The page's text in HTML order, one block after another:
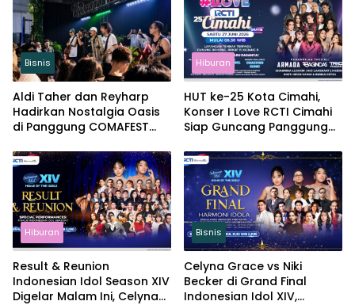
Bisnis
Aldi Taher dan Reyharp
Hadirkan Nostalgia Oasis
di Panggung COMAFEST
Hiburan
HUT ke-25 Kota Cimahi,
Konser I Love RCTI Cimahi
Siap Guncang Panggung
Macan hingga Shabrina
Leanor
Hiburan
Result & Reunion
Indonesian Idol Season XIV
Digelar Malam Ini, Celyna
Bisnis
Celyna Grace vs Niki
Becker di Grand Final
Indonesian Idol XIV,